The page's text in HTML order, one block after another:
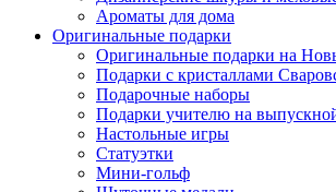
Ароматы для дома
Оригинальные подарки
Оригинальные подарки на
Подарки с кристаллами
Подарочные наборы
Подарки учителю на
Настольные игры
Статуэтки
Мини-гольф